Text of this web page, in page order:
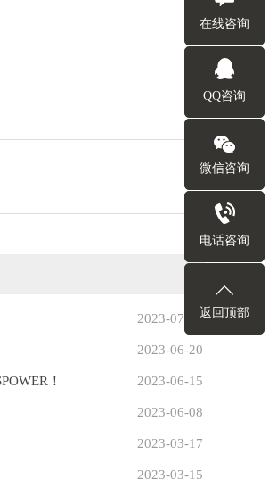
2023-07-18
2023-06-20
2023-06-15
！
2023-06-08
2023-03-17
2023-03-15
在线咨询
QQ咨询
微信咨询
电话咨询
返回顶部